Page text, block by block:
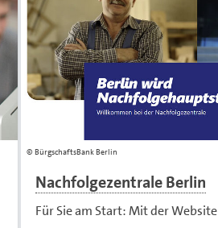
BürgschaftsBank Berlin
Nachfolgezentrale Berlin
Für Sie am Start: Mit der Website